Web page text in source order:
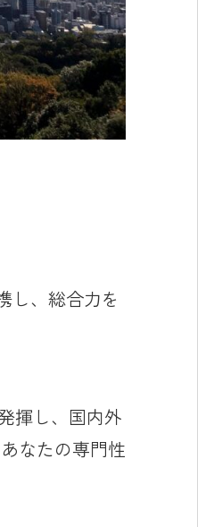
し、総合力を
揮し、国内外
なたの専門性